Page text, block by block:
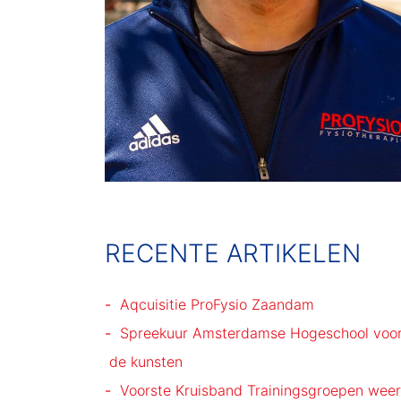
RECENTE ARTIKELEN
Aqcuisitie ProFysio Zaandam
Spreekuur Amsterdamse Hogeschool
de kunsten
Voorste Kruisband Trainingsgroepen weer